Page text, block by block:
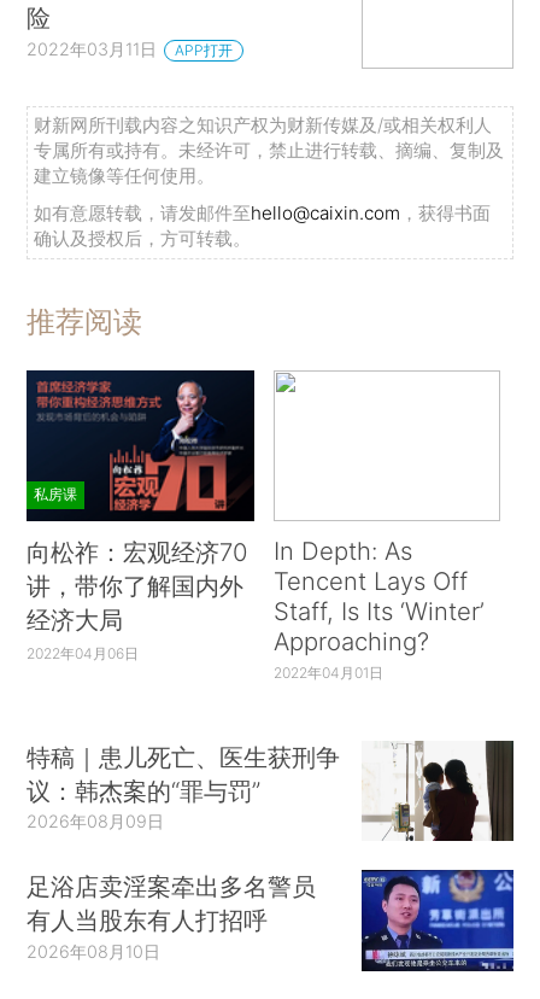
险
2022年03月11日 APP打开
财新网所刊载内容之知识产权为财新传媒及/或相关权利人
专属所有或持有。未经许可，禁止进行转载、摘编、复制及
建立镜像等任何使用。
如有意愿转载，请发邮件至hello@caixin.com ，获得书面
确认及授权后，方可转载。
推荐阅读
私房课
向松祚：宏观经济70
讲，带你了解国内外
经济大局
2022年04月06日
In Depth: As
Tencent Lays Off
Staff, Is Its ‘Winter’
Approaching?
2022年04月01日
特稿｜患儿死亡、医生获刑争
议：韩杰案的“罪与罚”
2026年08月09日
足浴店卖淫案牵出多名警员
有人当股东有人打招呼
2026年08月10日